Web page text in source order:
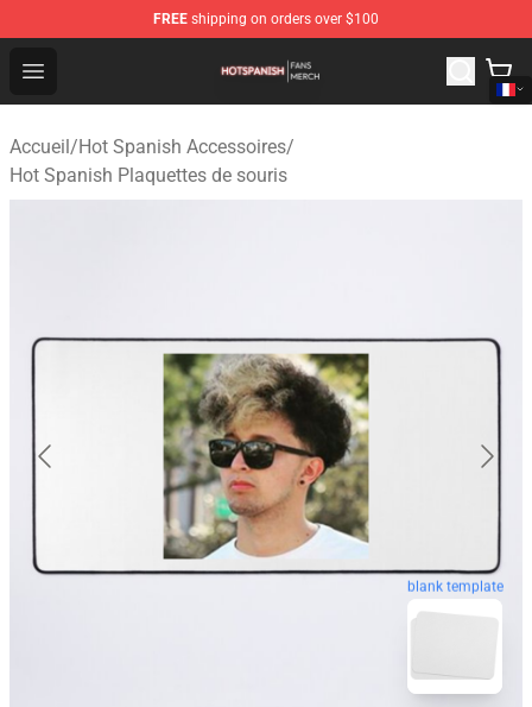
FREE shipping on orders over $100
Open menu
Hot Spanish Shop - Official Hot Spanish Merchandise
Accueil/Hot Spanish Accessoires/
Hot Spanish Plaquettes de souris
blank template